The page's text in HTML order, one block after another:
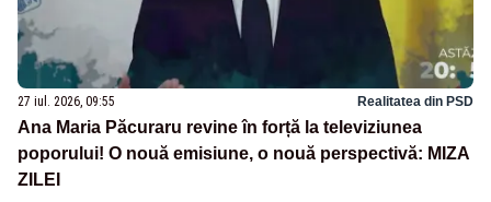
27 iul. 2026, 09:55 Realitatea din PSD
Ana Maria Păcuraru revine în forță la televiziunea
poporului! O nouă emisiune, o nouă perspectivă: MIZA
ZILEI